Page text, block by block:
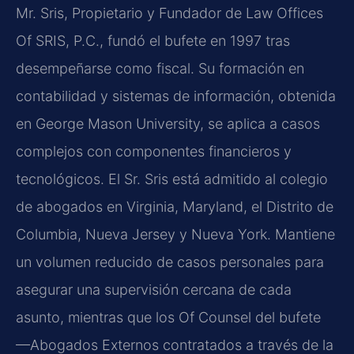
Mr. Sris, Propietario y Fundador de Law Offices
Of SRIS, P.C., fundó el bufete en 1997 tras
desempeñarse como fiscal. Su formación en
contabilidad y sistemas de información, obtenida
en George Mason University, se aplica a casos
complejos con componentes financieros y
tecnológicos. El Sr. Sris está admitido al colegio
de abogados en Virginia, Maryland, el Distrito de
Columbia, Nueva Jersey y Nueva York. Mantiene
un volumen reducido de casos personales para
asegurar una supervisión cercana de cada
asunto, mientras que los Of Counsel del bufete
—Abogados Externos contratados a través de la